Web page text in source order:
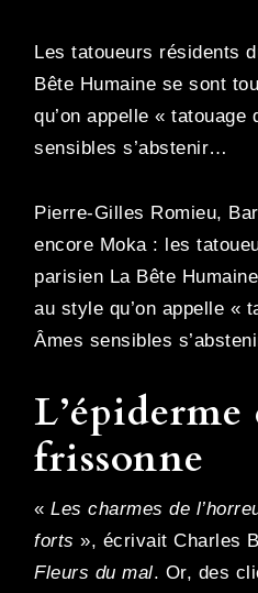
Les tatoueurs résidents
Bête Humaine se sont
qu’on appelle « tatouage
sensibles s’abstenir…
Pierre-Gilles Romieu,
encore Moka : les
parisien La Bête
au style qu’on appelle «
Âmes sensibles
frissonne
« Les charmes de
forts », écrivait Charles
Fleurs du mal. Or, des